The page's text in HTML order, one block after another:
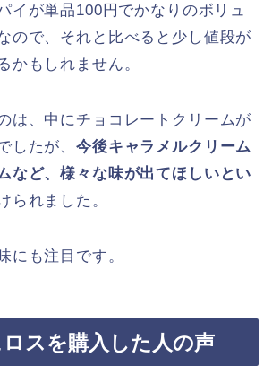
イが単品100円でかなりのボリュ
ので、それと比べると少し値段が
かもしれません。
は、中にチョコレートクリームが
したが、今後キャラメルクリーム
など、様々な味が出てほしいとい
られました。
にも注目です。
スを購入した人の声